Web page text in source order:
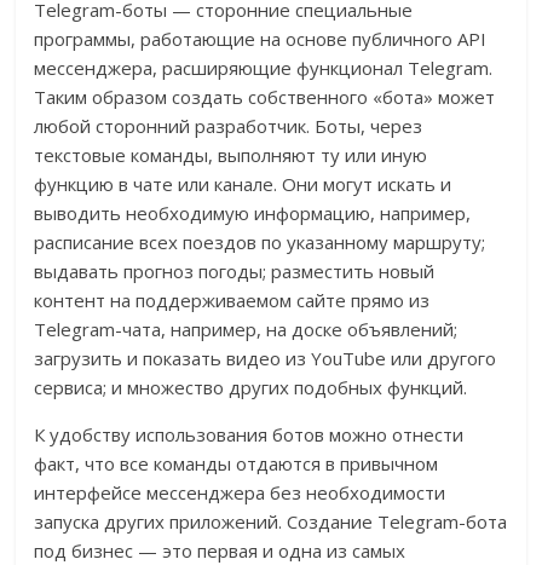
Telegram-боты — сторонние специальные
программы, работающие на основе публичного API
мессенджера, расширяющие функционал Telegram.
Таким образом создать собственного «бота» может
любой сторонний разработчик. Боты, через
текстовые команды, выполняют ту или иную
функцию в чате или канале. Они могут искать и
выводить необходимую информацию, например,
расписание всех поездов по указанному маршруту;
выдавать прогноз погоды; разместить новый
контент на поддерживаемом сайте прямо из
Telegram-чата, например, на доске объявлений;
загрузить и показать видео из YouTube или другого
сервиса; и множество других подобных функций.
К удобству использования ботов можно отнести
факт, что все команды отдаются в привычном
интерфейсе мессенджера без необходимости
запуска других приложений. Создание Telegram-бота
под бизнес — это первая и одна из самых